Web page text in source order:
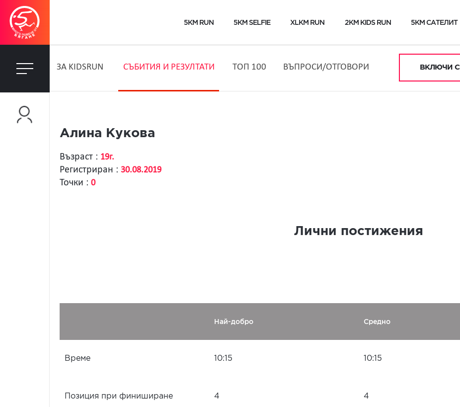
5KM RUN 5KM SELFIE XLKM RUN 2KM KIDS RUN 5KM САТЕЛИТ
ЗA KIDSRUN СЪБИТИЯ И РЕЗУЛТАТИ ТОП 100 ВЪПРОСИ/ОТГОВОРИ ВКЛЮЧИ
Алина Кукова
Възраст : 19г.
Регистриран : 30.08.2019
Точки : 0
Лични постижения
Най-добро Средно
Време 10:15 10:15
Позиция при финиширане 4 4